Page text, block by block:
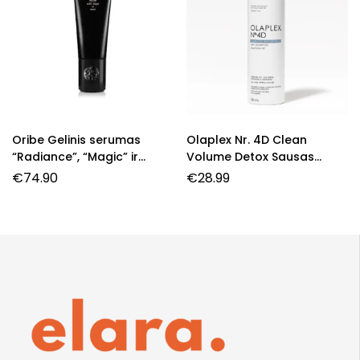
Oribe Gelinis serumas
“Radiance”, “Magic” ir
“Hold”
€74.90
Olaplex Nr. 4D Clean
Volume Detox Sausas
Šampūnas
€28.99